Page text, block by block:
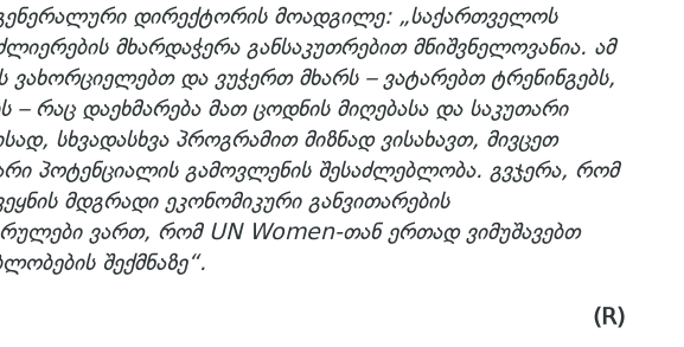
დირექტორის მოადგილე: „საქართველოს
მხარდაჭერა განსაკუთრებით მნიშვნელოვანია. ამ
ვახორციელებთ და ვუჭერთ მხარს – ვატარებთ ტრენინგებს,
– რაც დაეხმარება მათ ცოდნის მიღებასა და საკუთარი
სხვადასხვა პროგრამით მიზნად ვისახავთ, მივცეთ
პოტენციალის გამოვლენის შესაძლებლობა. გვჯერა, რომ
მდგრადი ეკონომიკური განვითარების
ვართ, რომ UN Women-თან ერთად ვიმუშავებთ
შექმნაზე“.
(R)